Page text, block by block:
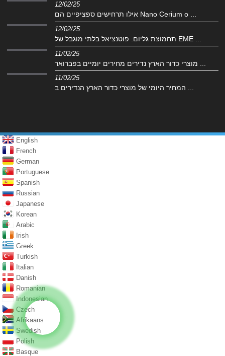
12/02/25
אילו תרחישים ספציפיים הם Nano Cerium o ...
12/02/25
תחמוצת גליום: פוטנציאל בלתי מוגבל של EME ...
11/02/25
11/02/25
המחיר היומי של מוצרי כדור הארץ הנדירים ב ...
English
French
German
Portuguese
Spanish
Russian
Japanese
Korean
Arabic
Irish
Greek
Turkish
Italian
Danish
Romanian
Indonesian
Czech
Afrikaans
Swedish
Polish
Basque